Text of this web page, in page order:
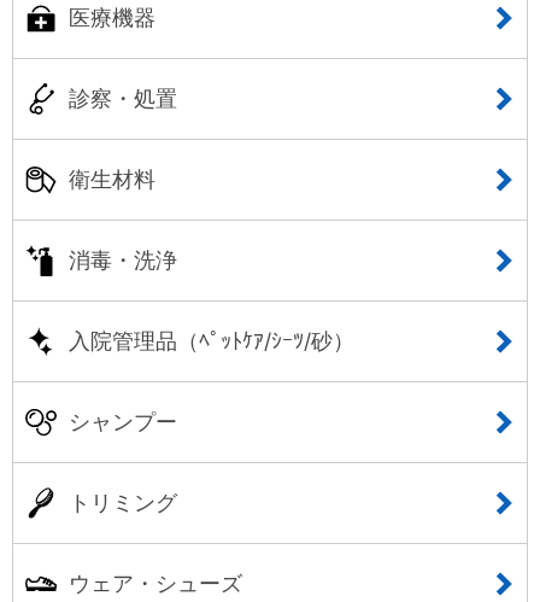
医療機器
診察・処置
衛生材料
消毒・洗浄
入院管理品（ﾍﾟｯﾄｹｱ/ｼｰﾂ/砂）
シャンプー
トリミング
ウェア・シューズ